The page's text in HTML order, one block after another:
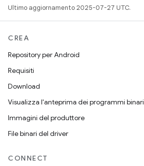
Ultimo aggiornamento 2025-07-27 UTC.
CREA
Repository per Android
Requisiti
Download
Visualizza l'anteprima dei programmi binari
Immagini del produttore
File binari del driver
CONNECT